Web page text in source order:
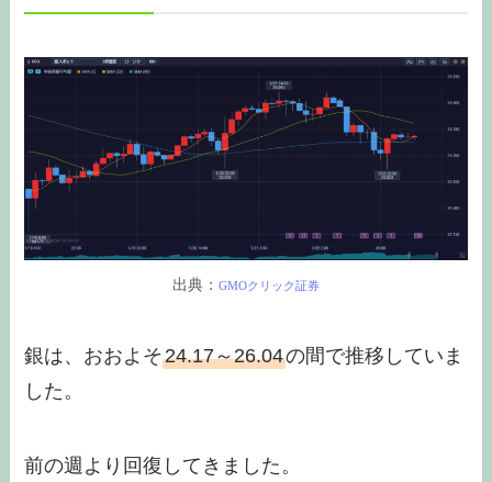
出典： GMOクリック証券
銀は、おおよそ24.17～26.04の間で推移していま
した。
前の週より回復してきました。